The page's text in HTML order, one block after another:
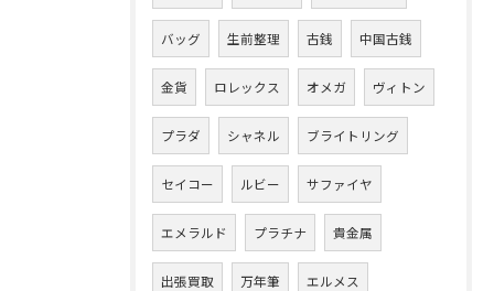
バッグ 生前整理 古銭 中国古銭
金貨 ロレックス オメガ ヴィトン
プラダ シャネル ブライトリング
セイコー ルビー サファイヤ
エメラルド プラチナ 貴金属
出張買取 万年筆 エルメス